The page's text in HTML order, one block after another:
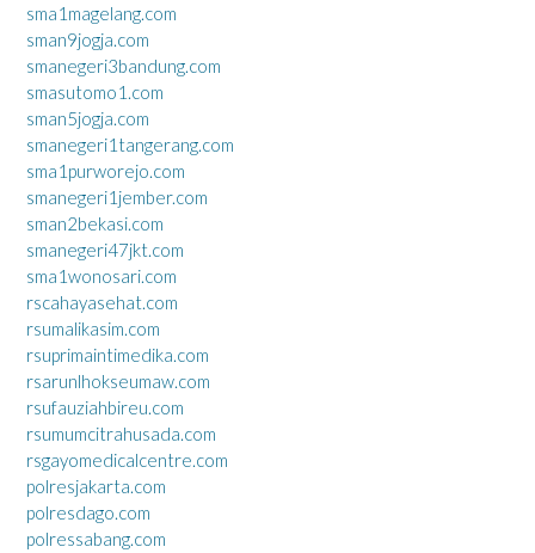
sma1magelang.com
sman9jogja.com
smanegeri3bandung.com
smasutomo1.com
sman5jogja.com
smanegeri1tangerang.com
sma1purworejo.com
smanegeri1jember.com
sman2bekasi.com
smanegeri47jkt.com
sma1wonosari.com
rscahayasehat.com
rsumalikasim.com
rsuprimaintimedika.com
rsarunlhokseumaw.com
rsufauziahbireu.com
rsumumcitrahusada.com
rsgayomedicalcentre.com
polresjakarta.com
polresdago.com
polressabang.com